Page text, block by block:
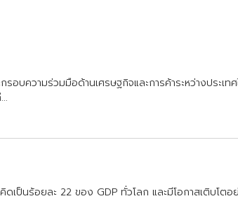
กรอบความรวมมอดานเศรษฐกจและการคาระหวางประเทศ
...
คดเปนรอยละ 22 ของ GDP ทวโลก และมโอกาสเตบโตอย